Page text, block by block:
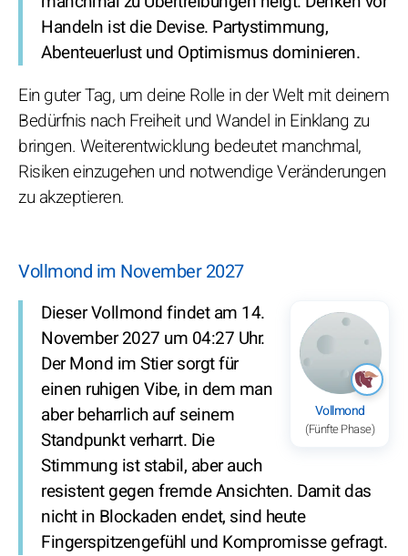
Handeln ist die Devise. Partystimmung,
Abenteuerlust und Optimismus dominieren.
Ein guter Tag, um deine Rolle in der Welt mit deinem
Bedürfnis nach Freiheit und Wandel in Einklang zu
bringen. Weiterentwicklung bedeutet manchmal,
Risiken einzugehen und notwendige Veränderungen
zu akzeptieren.
Vollmond im November 2027
Vollmond
(Fünfte Phase)
Dieser Vollmond findet am 14.
November 2027 um 04:27 Uhr.
Der Mond im Stier sorgt für
einen ruhigen Vibe, in dem man
aber beharrlich auf seinem
Standpunkt verharrt. Die
Stimmung ist stabil, aber auch
resistent gegen fremde Ansichten. Damit das
nicht in Blockaden endet, sind heute
Fingerspitzengefühl und Kompromisse gefragt.